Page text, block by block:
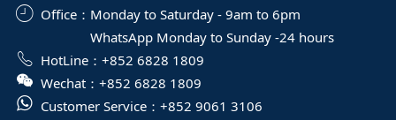
Office： Monday to Saturday - 9am to 6pm
WhatsApp Monday to Sunday -24 hours
HotLine： +852 6828 1809
Wechat： +852 6828 1809
Customer Service： +852 9061 3106